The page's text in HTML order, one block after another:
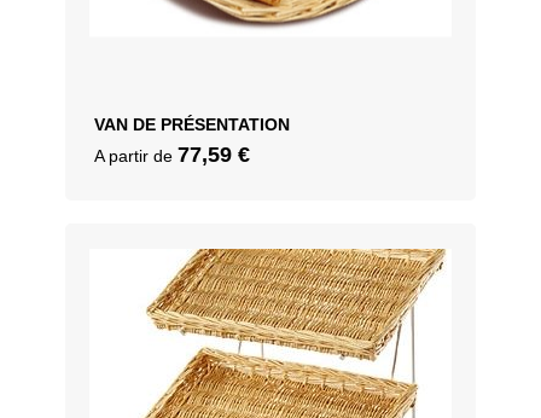
VAN DE PRÉSENTATION
A partir de 77,59 €